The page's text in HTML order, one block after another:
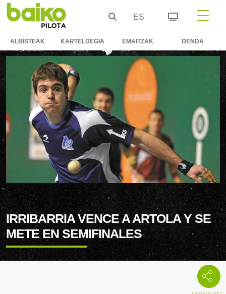
ES
ALBISTEAK KARTELDEGIA EMAITZAK DENDA
IRRIBARRIA VENCE A ARTOLA Y SE
METE EN SEMIFINALES